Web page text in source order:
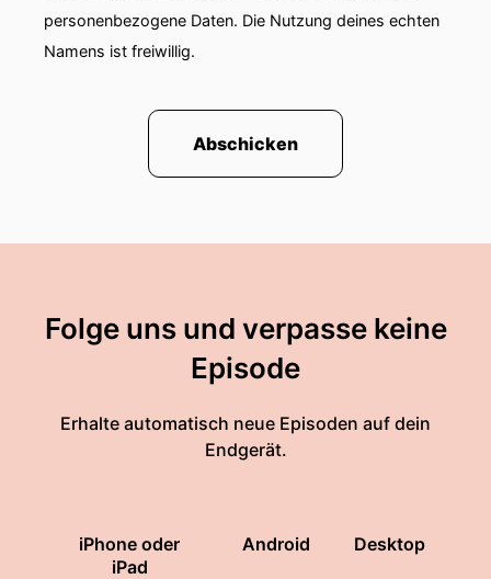
personenbezogene Daten. Die Nutzung deines echten
Namens ist freiwillig.
Abschicken
Folge uns und verpasse keine
Episode
Erhalte automatisch neue Episoden auf dein
Endgerät.
iPhone oder
iPad
Android Desktop